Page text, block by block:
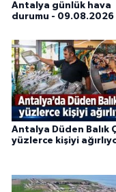
Antalya günlük hava
durumu - 09.08.2026
Antalya Düden Balık
yüzlerce kişiyi